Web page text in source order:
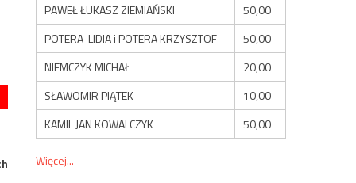
PAWEŁ ŁUKASZ ZIEMIAŃSKI
50,00
POTERA LIDIA i POTERA KRZYSZTOF
50,00
NIEMCZYK MICHAŁ
20,00
SŁAWOMIR PIĄTEK
10,00
KAMIL JAN KOWALCZYK
50,00
Więcej...